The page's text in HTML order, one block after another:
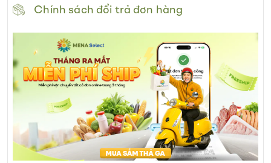
Chính sách đổi trả đơn hàng